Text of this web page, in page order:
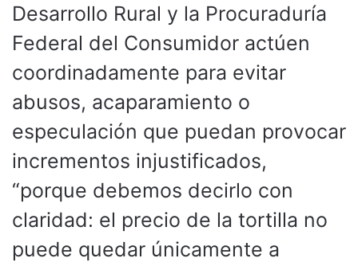
Desarrollo Rural y la Procuraduría
Federal del Consumidor actúen
coordinadamente para evitar
abusos, acaparamiento o
especulación que puedan provocar
incrementos injustificados,
“porque debemos decirlo con
claridad: el precio de la tortilla no
puede quedar únicamente a